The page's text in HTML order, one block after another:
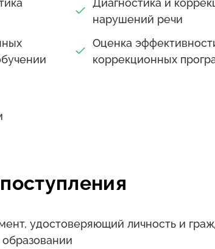
нормам ФГОС для дефектологического
о профессиональной переподготовке,
коррекции речевых нарушений",
бланк установленного
Диагностика и
нарушений речи
Оценка
коррекционных
удостоверяющий личность и